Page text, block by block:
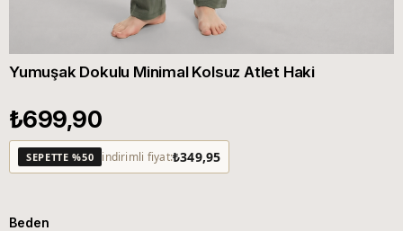
Yumuşak Dokulu Minimal Kolsuz Atlet Haki
₺699,90
SEPETTE %50 indirimli fiyat:₺349,95
Beden